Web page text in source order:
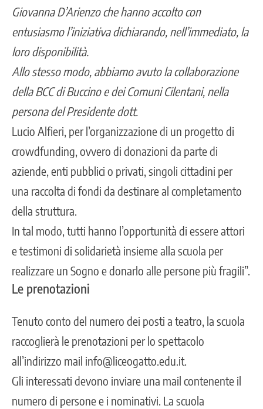
Giovanna D’Arienzo che hanno accolto con
entusiasmo l’iniziativa dichiarando, nell’immediato, la
loro disponibilità.
Allo stesso modo, abbiamo avuto la collaborazione
della BCC di Buccino e dei Comuni Cilentani, nella
persona del Presidente dott.
Lucio Alfieri, per l’organizzazione di un progetto di
crowdfunding, ovvero di donazioni da parte di
aziende, enti pubblici o privati, singoli cittadini per
una raccolta di fondi da destinare al completamento
della struttura.
In tal modo, tutti hanno l’opportunità di essere attori
e testimoni di solidarietà insieme alla scuola per
realizzare un Sogno e donarlo alle persone più fragili”.
Le prenotazioni
Tenuto conto del numero dei posti a teatro, la scuola
raccoglierà le prenotazioni per lo spettacolo
all’indirizzo mail info@liceogatto.edu.it.
Gli interessati devono inviare una mail contenente il
numero di persone e i nominativi. La scuola